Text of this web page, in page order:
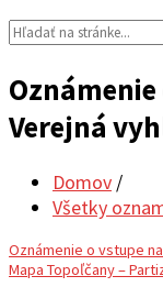
Vyhľadávanie:
Verejná
Domov /
Všetky
Oznámenie o vstupe
Mapa Topoľčany –